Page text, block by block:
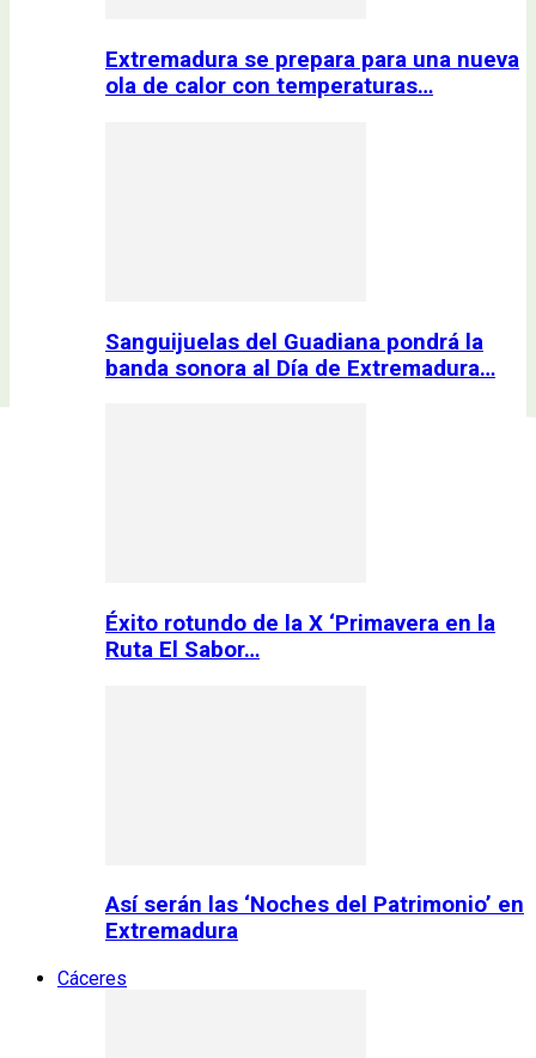
Extremadura se prepara para una nueva
ola de calor con temperaturas…
Sanguijuelas del Guadiana pondrá la
banda sonora al Día de Extremadura…
Éxito rotundo de la X ‘Primavera en la
Ruta El Sabor…
Así serán las ‘Noches del Patrimonio’ en
Extremadura
Cáceres